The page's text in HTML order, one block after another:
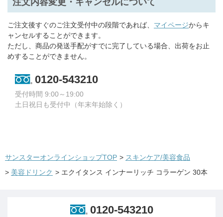
ご注文後すぐのご注文受付中の段階であれば、 マイページからキ
ャンセルすることができます。
ただし、商品の発送手配がすでに完了している場合、出荷をお止
めすることができません。
0120-543210
受付時間 9:00～19:00
土日祝日も受付中（年末年始除く）
サンスターオンラインショップTOP > スキンケア/美容食品
> 美容ドリンク > エクイタンス インナーリッチ コラーゲン 30本
0120-543210